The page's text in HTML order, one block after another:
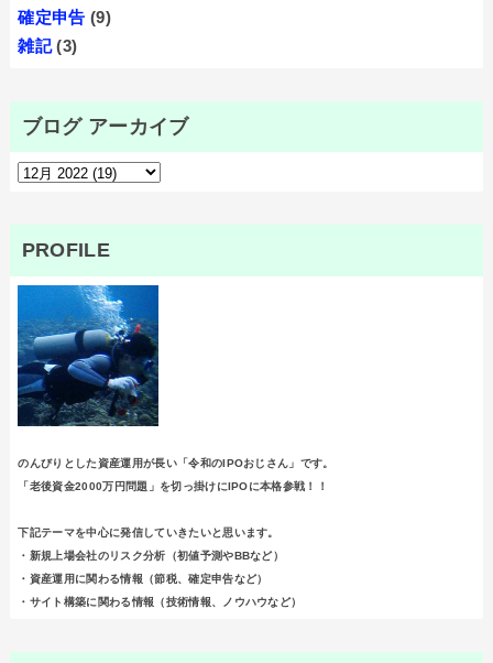
確定申告 (9)
雑記 (3)
ブログ アーカイブ
PROFILE
のんびりとした資産運用が長い「令和のIPOおじさん」です。
「老後資金2000万円問題」を切っ掛けにIPOに本格参戦！！
下記テーマを中心に発信していきたいと思います。
・新規上場会社のリスク分析（初値予測やBBなど）
・資産運用に関わる情報（節税、確定申告など）
・サイト構築に関わる情報（技術情報、ノウハウなど）